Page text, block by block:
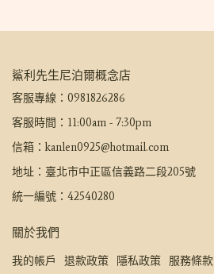
鯊利先生尼泊爾概念店
客服專線：0981826286
客服時間：11:00am - 7:30pm
信箱：kanlen0925@hotmail.com
地址：臺北市中正區信義路二段205號
統一編號：42540280
關於我們
我的帳戶 退款政策 隱私政策 服務條款